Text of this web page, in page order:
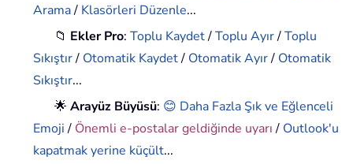
Arama/ Klasörleri Düzenle...
📁 Ekler Pro:Toplu Kaydet/Toplu Ayır/Toplu
Sıkıştır/ Otomatik Kaydet/ Otomatik Ayır/ Otomatik
Sıkıştır...
🌟Arayüz Büyüsü: 😊 Daha Fazla Şık ve Eğlenceli
Emoji/ Önemli e-postalar geldiğinde uyarı/ Outlook'u
kapatmak yerine küçült...